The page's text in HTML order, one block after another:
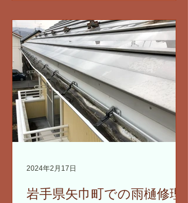
め、細心の注意を払って作業を行いま
す。...
岩手県矢巾町での雨樋修理
2024年2月17日